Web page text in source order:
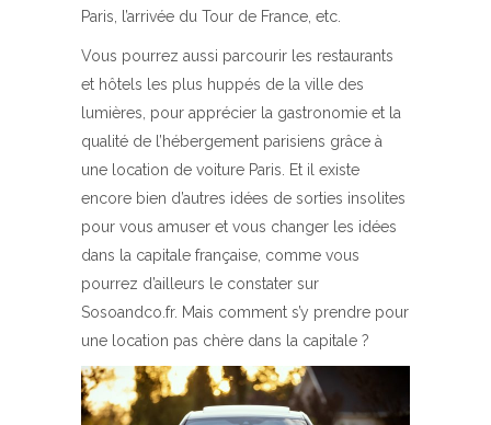
Paris, l’arrivée du Tour de France, etc.
Vous pourrez aussi parcourir les restaurants
et hôtels les plus huppés de la ville des
lumières, pour apprécier la gastronomie et la
qualité de l’hébergement parisiens grâce à
une location de voiture Paris. Et il existe
encore bien d’autres idées de sorties insolites
pour vous amuser et vous changer les idées
dans la capitale française, comme vous
pourrez d’ailleurs le constater sur
Sosoandco.fr. Mais comment s’y prendre pour
une location pas chère dans la capitale ?